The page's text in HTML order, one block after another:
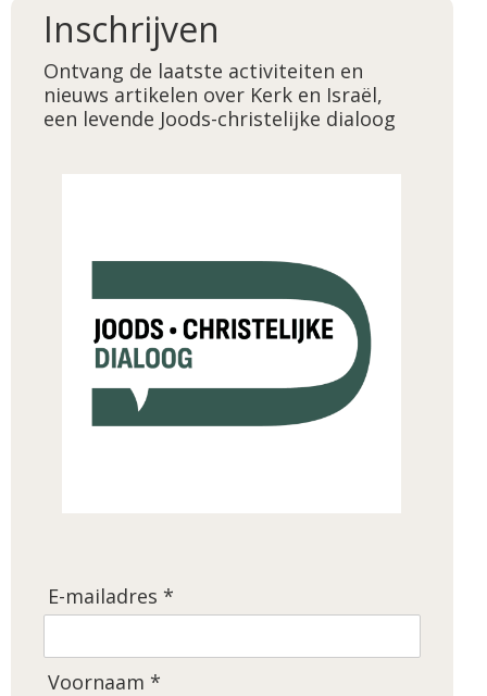
Inschrijven
Ontvang de laatste activiteiten en
nieuws artikelen over Kerk en Israël,
een levende Joods-christelijke dialoog
E-mailadres *
Voornaam *